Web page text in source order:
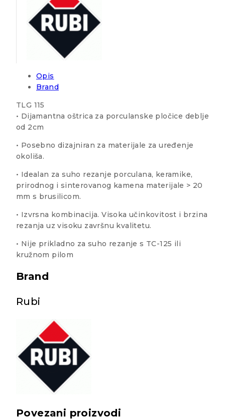
Opis
Brand
TLG 115
• Dijamantna oštrica za porculanske pločice deblje
od 2cm
• Posebno dizajniran za materijale za uređenje
okoliša.
• Idealan za suho rezanje porculana, keramike,
prirodnog i sinterovanog kamena materijale > 20
mm s brusilicom.
• Izvrsna kombinacija. Visoka učinkovitost i brzina
rezanja uz visoku završnu kvalitetu.
• Nije prikladno za suho rezanje s TC-125 ili
kružnom pilom
Brand
Rubi
Povezani proizvodi